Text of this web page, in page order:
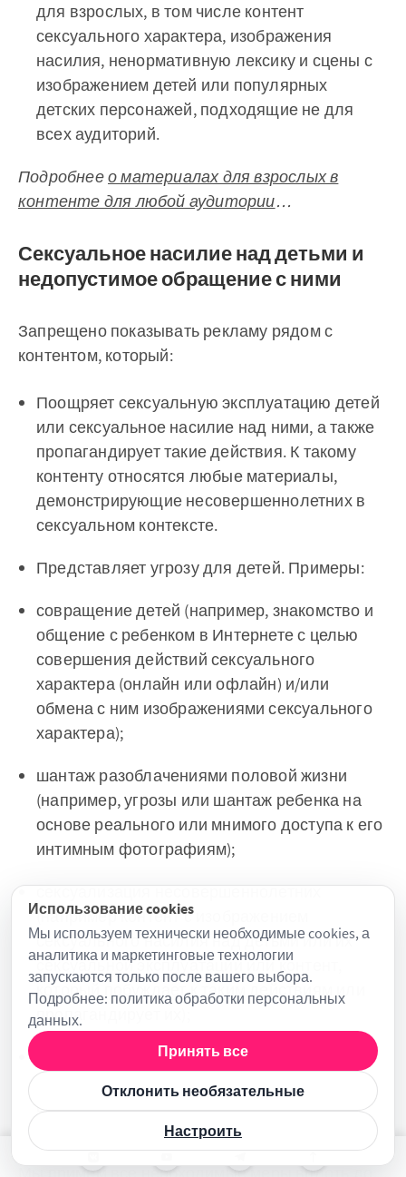
для взрослых, в том числе контент
сексуального характера, изображения
насилия, ненормативную лексику и сцены с
изображением детей или популярных
детских персонажей, подходящие не для
всех аудиторий.
Подробнеео материалах для взрослых в
контенте для любой аудитории…
Сексуальное насилие над детьми и
недопустимое обращение с ними
Запрещено показывать рекламу рядом с
контентом, который:
Поощряет сексуальную эксплуатацию детей
или сексуальное насилие над ними, а также
пропагандирует такие действия. К такому
контенту относятся любые материалы,
демонстрирующие несовершеннолетних в
сексуальном контексте.
Представляет угрозу для детей. Примеры:
совращение детей (например, знакомство и
общение с ребенком в Интернете с целью
совершения действий сексуального
характера (онлайн или офлайн) и/или
обмена с ним изображениями сексуального
характера);
шантаж разоблачениями половой жизни
(например, угрозы или шантаж ребенка на
основе реального или мнимого доступа к его
интимным фотографиям);
сексуализация несовершеннолетних
(например контент с изображением
сексуального насилия над детьми или их
сексуальной эксплуатации или контент,
который побуждает к таким действиям или
пропагандирует их);
торговля детьми (например, приглашение и
вовлечение ребенка в деятельность,
ведущую к его дальнейшей коммерческой
сексуальной эксплуатации).
Использование cookies
Мы используем технически необходимые cookies, а
аналитика и маркетинговые технологии
запускаются только после вашего выбора.
Подробнее: политика обработки персональных
данных.
Принять все
Отклонить необязательные
Настроить